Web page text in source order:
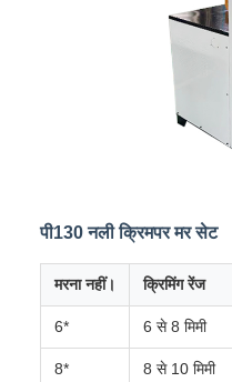
पी130 नली क्रिमपर मर सेट
मरना नहीं। क्रिमिंग रेंज
6* 6 से 8 मिमी
8* 8 से 10 मिमी